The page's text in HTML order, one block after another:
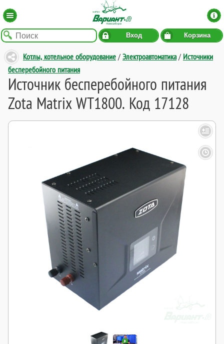
Вход Корзина
Котлы, котельное оборудование / Электроавтоматика/ Источники
бесперебойного питания
Источник бесперебойного питания
Zota Matrix WT1800. Код 17128